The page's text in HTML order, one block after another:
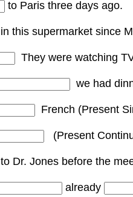
to Paris three days ago.
in this supermarket since
They were watching
we had
French (Present
(Present
to Dr. Jones before the
already